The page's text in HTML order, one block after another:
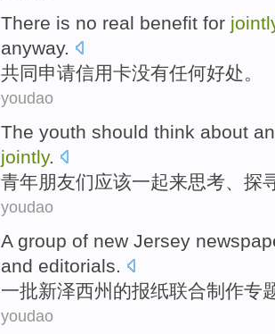
There is no real benefit for
anyway.
共同申请信用卡没有任何好处。
youdao
The youth should think about
jointly.
青年朋友们应该一起来思考、 探
youdao
A group of new Jersey
and editorials.
一批新泽西州 的报纸联合制作专
youdao